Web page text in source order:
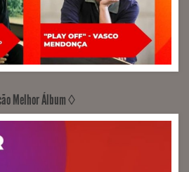
Melhor Álbum ◊